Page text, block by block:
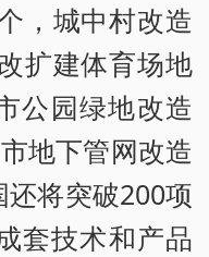
，城中村改造
扩建体育场地
公园绿地改造
地下管网改造
将突破200项
套技术和产品